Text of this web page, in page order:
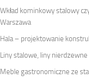
Wkład kominkowy stalowy
Warszawa
Hala – projektowanie
Liny stalowe, liny nierdzewne
Meble gastronomiczne ze